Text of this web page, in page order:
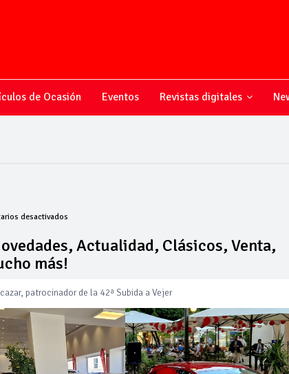
de Ocasión Eventos Revistas digitales
desactivadosen
sobre
el
motor,
Novedades,
Actualidad,
Clásicos,
Venta,
Pruebas,
Entrevistas,
Vídeos
Actualidad, Clásicos, Venta,
más!
patrocinador de la 42ª Subida a Vejer
mejoras en la A381 por Los Barrios
su flota de vehículos de manos de Cadimar